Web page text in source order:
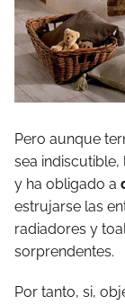
Pero aunque
sea
y ha obligado a
estrujarse las
radiadores y
sorprendentes.
Por tanto, si,